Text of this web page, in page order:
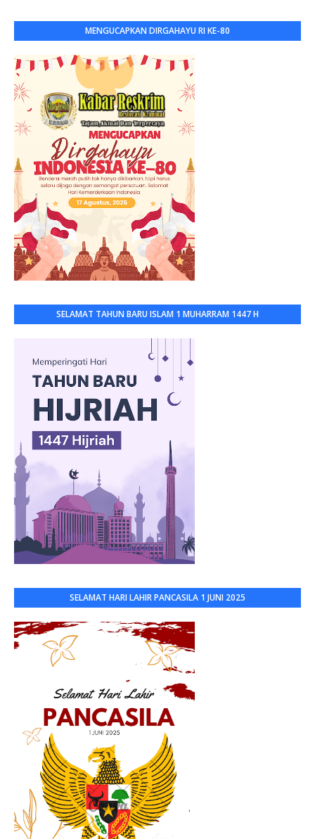
MENGUCAPKAN DIRGAHAYU RI KE-80
SELAMAT TAHUN BARU ISLAM 1 MUHARRAM 1447 H
SELAMAT HARI LAHIR PANCASILA 1 JUNI 2025